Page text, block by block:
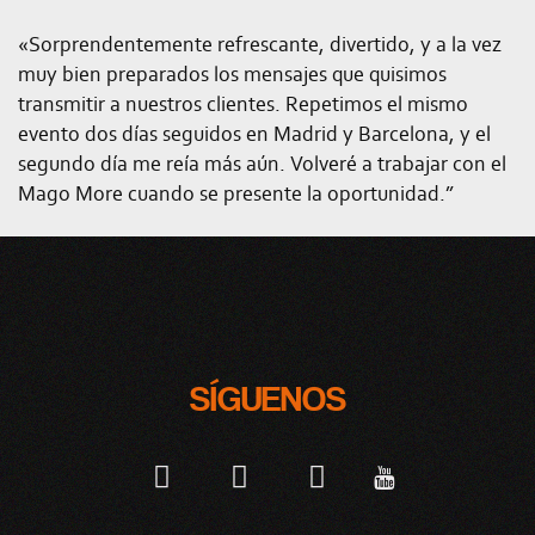
«Sorprendentemente refrescante, divertido, y a la vez
muy bien preparados los mensajes que quisimos
transmitir a nuestros clientes. Repetimos el mismo
evento dos días seguidos en Madrid y Barcelona, y el
segundo día me reía más aún. Volveré a trabajar con el
Mago More cuando se presente la oportunidad.”
SÍGUENOS